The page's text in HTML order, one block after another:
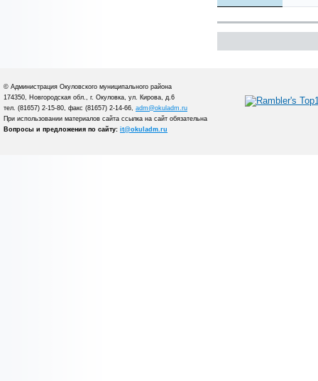
© Администрация Окуловского муниципального района
174350, Новгородская обл., г. Окуловка, ул. Кирова, д.6
тел. (81657) 2-15-80, факс (81657) 2-14-66, adm@okuladm.ru
При использовании материалов сайта ссылка на сайт обязательна
Вопросы и предложения по сайту: it@okuladm.ru